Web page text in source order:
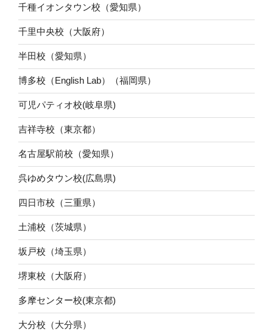
千種イオンタウン校（愛知県）
千里中央校（大阪府）
半田校（愛知県）
博多校（English Lab）（福岡県）
可児パティオ校(岐阜県)
吉祥寺校（東京都）
名古屋駅前校（愛知県）
呉ゆめタウン校(広島県)
四日市校（三重県）
土浦校（茨城県）
坂戸校（埼玉県）
堺東校（大阪府）
多摩センター校(東京都)
大分校（大分県）